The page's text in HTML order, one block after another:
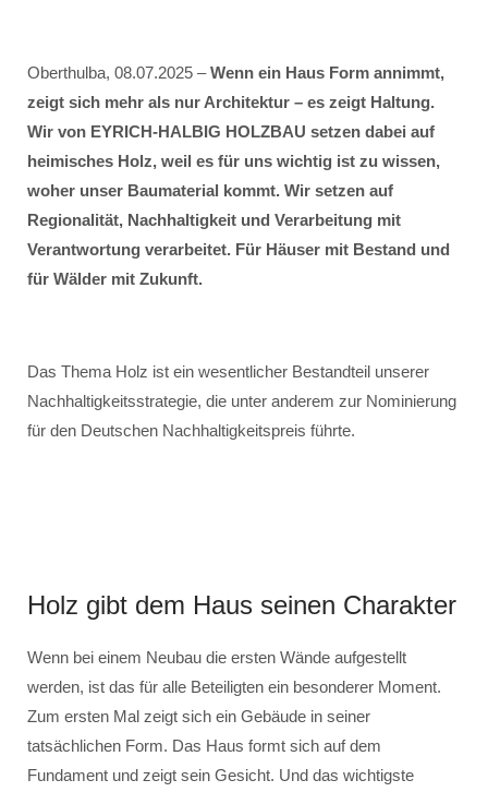
Oberthulba, 08.07.2025 –Wenn ein Haus Form annimmt,
zeigt sich mehr als nur Architektur – es zeigt Haltung.
Wir von EYRICH-HALBIG HOLZBAU setzen dabei auf
heimisches Holz, weil es für uns wichtig ist zu wissen,
woher unser Baumaterial kommt. Wir setzen auf
Regionalität, Nachhaltigkeit und Verarbeitung mit
Verantwortung verarbeitet. Für Häuser mit Bestand und
für Wälder mit Zukunft.
Das Thema Holz ist ein wesentlicher Bestandteil unserer
Nachhaltigkeitsstrategie, die unter anderem zur Nominierung
für den Deutschen Nachhaltigkeitspreis führte.
Holz gibt dem Haus seinen Charakter
Wenn bei einem Neubau die ersten Wände aufgestellt
werden, ist das für alle Beteiligten ein besonderer Moment.
Zum ersten Mal zeigt sich ein Gebäude in seiner
tatsächlichen Form. Das Haus formt sich auf dem
Fundament und zeigt sein Gesicht. Und das wichtigste